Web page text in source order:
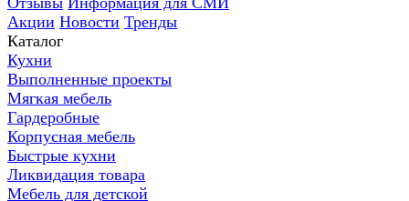
Акции Новости Тренды
Каталог
Кухни
Выполненные проекты
Мягкая мебель
Гардеробные
Корпусная мебель
Быстрые кухни
Ликвидация товара
Мебель для детской